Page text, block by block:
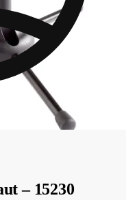
– 15230